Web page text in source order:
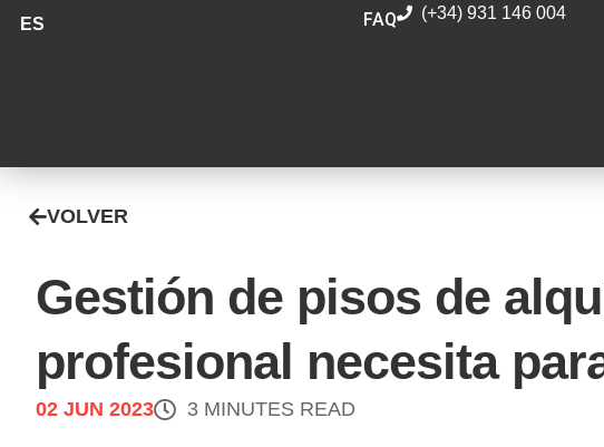
ES FAQ (+34) 931 146 004
VOLVER
Gestión de pisos de
profesional necesita
02 JUN 2023 3 MINUTES READ